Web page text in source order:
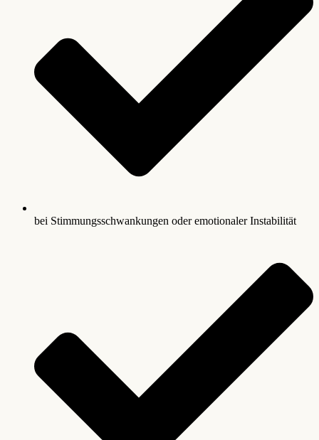
bei Stimmungsschwankungen oder emotionaler Instabilität